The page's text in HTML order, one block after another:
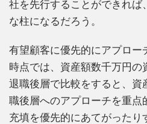
社を先行することができれば
な柱になるだろう。
有望顧客に優先的にアプロー
時点では、資産額数千万円の
退職後層で比較をすると、資
職後層へのアプローチを重点
充填を優先的にあてがった